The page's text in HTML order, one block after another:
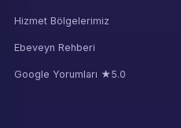
Hizmet Bölgelerimiz
Ebeveyn Rehberi
Google Yorumları ★5.0